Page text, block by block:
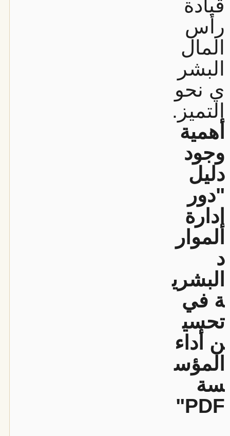
قيادة
رأس
المال
البشر
ي نحو
التميز.
أهمية
وجود
دليل
"دور
إدارة
الموار
د
البشري
ة في
تحسي
ن أداء
المؤس
سة
PDF"